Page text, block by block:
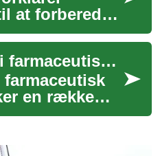
at forberede
stillinger i
Den
Packing Jobs i farmaceutisk produktion: roller og krav
en række
pakning
lin...